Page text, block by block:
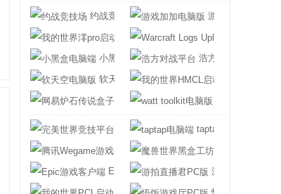
约战竞技场
游戏加加电脑版
我的世界澪pro启动器
小黑盒电脑端
浩方对战平台
软天空电脑版
网易炉石传说盒子电脑版
完美世界竞技平台 taptap电脑端
腾讯Wegame游戏平台
Epic游戏客户端
游拍直播君PC版